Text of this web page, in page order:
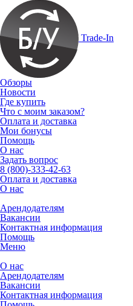
Trade-In
Обзоры
Новости
Где купить
Что с моим заказом?
Оплата и доставка
Мои бонусы
Помощь
О нас
Задать вопрос
8 (800)-333-42-63
Оплата и доставка
О нас
Арендодателям
Вакансии
Контактная информация
Помощь
Меню
О нас
Арендодателям
Вакансии
Контактная информация